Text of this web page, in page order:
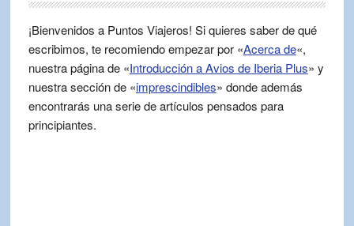
¡Bienvenidos a Puntos Viajeros! Si quieres saber de qué
escribimos, te recomiendo empezar por «Acerca de«,
nuestra página de «Introducción a Avios de Iberia Plus» y
nuestra sección de «imprescindibles» donde además
encontrarás una serie de artículos pensados para
principiantes.